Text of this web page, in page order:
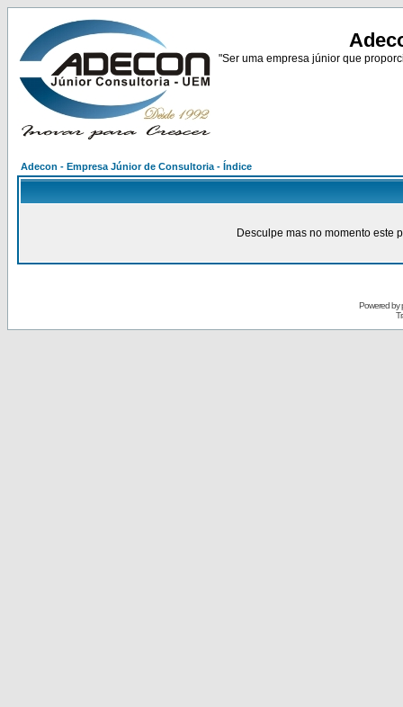
"Ser uma empresa júnior que
Adecon - Empresa Júnior de Consultoria - Índice
Desculpe mas no momento este
Powered by